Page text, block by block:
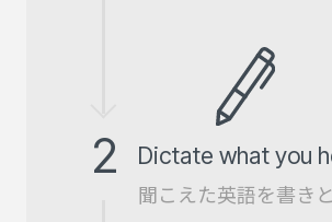
2 Dictate what you
聞こえた英語を書き